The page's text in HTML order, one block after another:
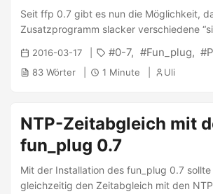
Seit ffp 0.7 gibt es nun die Möglichkeit,
Zusatzprogramm slacker verschiedene
kann, welche Pakete bereitstellen.
schon einige Zeit verfügbar ist, habe ich
meine Pakete auf ffp0.7 neu zu
wget http://wolf-u.li/u/441 -O /ffp/bin/
chmod a+x /ffp/bin/uwsiteloader.sh
Menü muss nun “Uli” ausgewählt werden: ...
2016-03-17 0-7 Fun_plug
83 Wörter 1 Minute Uli
NTP-Zeitabgleich mit
fun_plug 0.7
Mit der Installation des fun_plug 0.7
gleichzeitig den Zeitabgleich mit den